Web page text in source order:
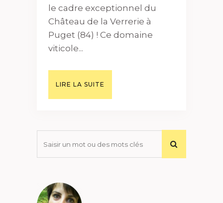
le cadre exceptionnel du
Château de la Verrerie à
Puget (84) ! Ce domaine
viticole...
LIRE LA SUITE